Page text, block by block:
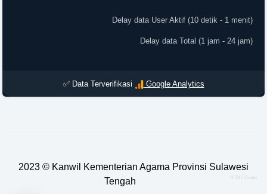
Delay data User Aktif (10 detik - 1 menit)
Delay data Total (1 jam - 24 jam)
✅ Data Terverifikasi Google Analytics
2023 © Kanwil Kementerian Agama Provinsi Sulawesi
Tengah
HTML Codex